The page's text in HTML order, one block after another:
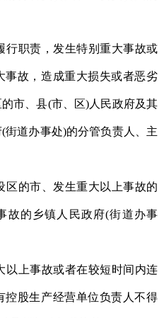
责，发生特别重大事故或
事故，造成重大损失或者恶劣
市、县(市、区)人民政府及其
道办事处)的分管负责人、主
市、发生重大以上事故的
故的乡镇人民政府(街道办事
事故或者在较短时间内连
控股生产经营单位负责人不得